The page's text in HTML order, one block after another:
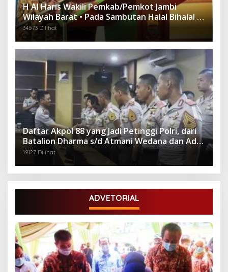
H Al Haris Wakili Pemkab/Pemkot Jambi
Wilayah Barat • Pada Sambutan Halal Bihalal di
Gubernuran
34573 Dilihat
Daftar Akpol 88 yang Jadi Petinggi Polri, dari
Batalion Dharma s/d Atmani Wedana dan Adhi
Pradana
19127 Dilihat
ADVETORIAL